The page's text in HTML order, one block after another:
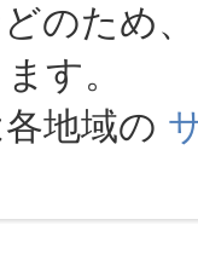
のため
す。
地域の